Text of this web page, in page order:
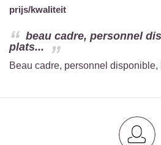
prijs/kwaliteit
beau cadre, personnel
plats...
Beau cadre, personnel